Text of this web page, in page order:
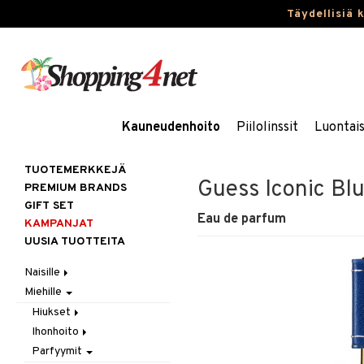
Täydellisiä
Kauneudenhoito Piilolinssit
Guess Iconic
Eau de parfum
TUOTEMERKKEJÄ
PREMIUM BRANDS
GIFT SET
KAMPANJAT
UUSIA TUOTTEITA
Naisille
Hiukset
Gift Set
Harjat / Kammat
Hiuskuurit
Ihonhoito
Aurinkotuotteet
Erikoistuotteet
Korut
Kaulakorut
Kosmetiikka
Miehille
Hiukset
Hiustenlähtö
Hiusväri
Ihonhoito
Aurinkotuotteet
Parfyymit